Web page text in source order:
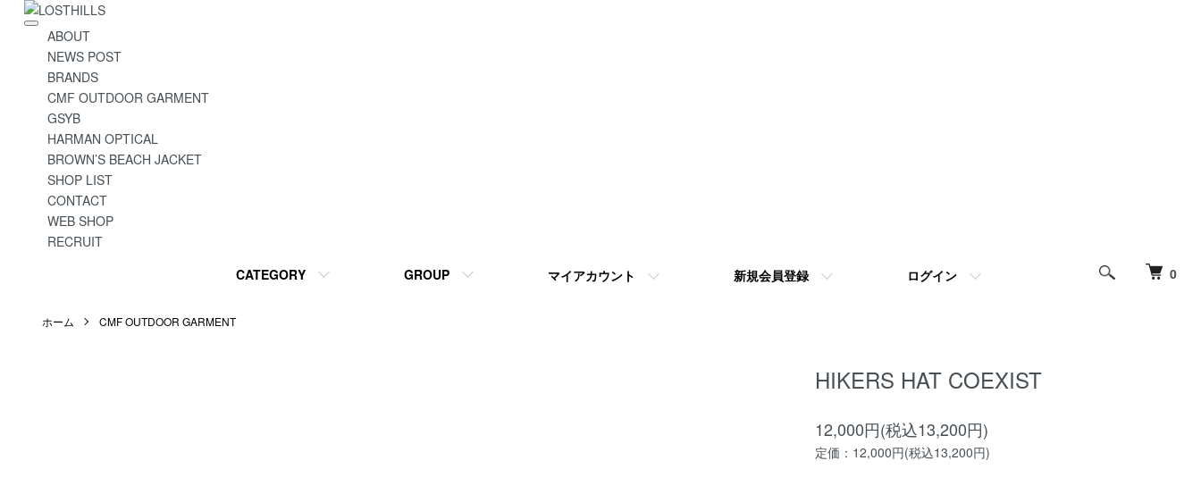
ABOUT
NEWS POST
BRANDS
CMF OUTDOOR GARMENT
GSYB
HARMAN OPTICAL
BROWN’S BEACH JACKET
SHOP LIST
CONTACT
WEB SHOP
RECRUIT
0
CATEGORY GROUP マイアカウント 新規会員登録 ログイン
ホーム CMF OUTDOOR GARMENT
HIKERS HAT COEXIST
12,000円(税込13,200円)
定価：12,000円(税込13,200円)